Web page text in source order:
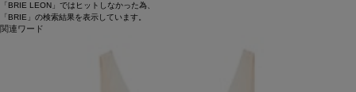
「BRIE LEON」ではヒットしなかった為、
「BRIE 」の検索結果を表示しています。
関連ワード